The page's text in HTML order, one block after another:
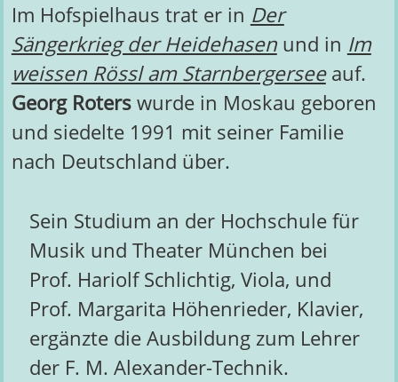
Im Hofspielhaus trat er in Der
Sängerkrieg der Heidehasenund in Im
weissen Rössl am Starnbergerseeauf.
Georg Roterswurde in Moskau geboren
und siedelte 1991 mit seiner Familie
nach Deutschland über.
Sein Studium an der Hochschule für
Musik und Theater München bei
Prof. Hariolf Schlichtig, Viola, und
Prof. Margarita Höhenrieder, Klavier,
ergänzte die Ausbildung zum Lehrer
der F. M. Alexander-Technik.